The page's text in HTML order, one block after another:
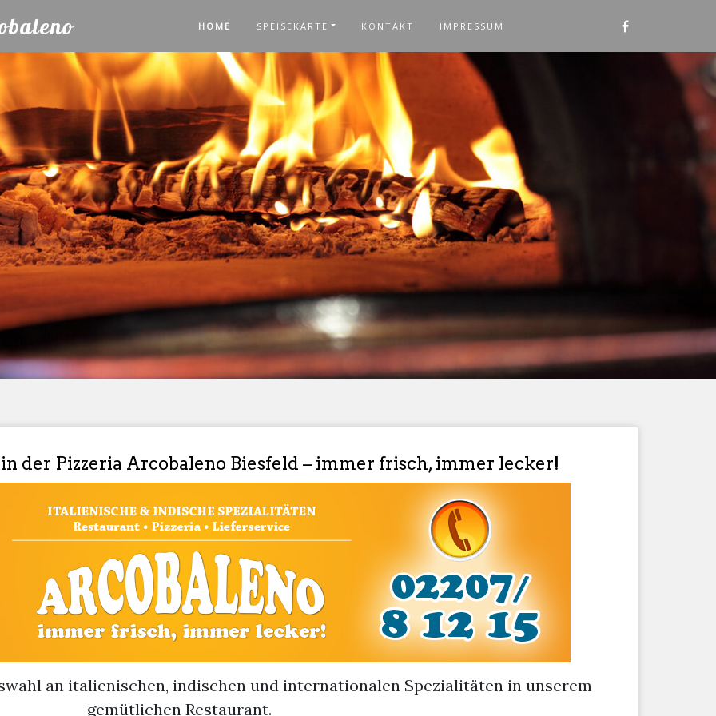
HOME SPEISEKARTE KONTAKT IMPRESSUM
der Pizzeria Arcobaleno Biesfeld – immer frisch, immer lecker!
an italienischen, indischen und internationalen Spezialitäten in unserem
gemütlichen Restaurant.